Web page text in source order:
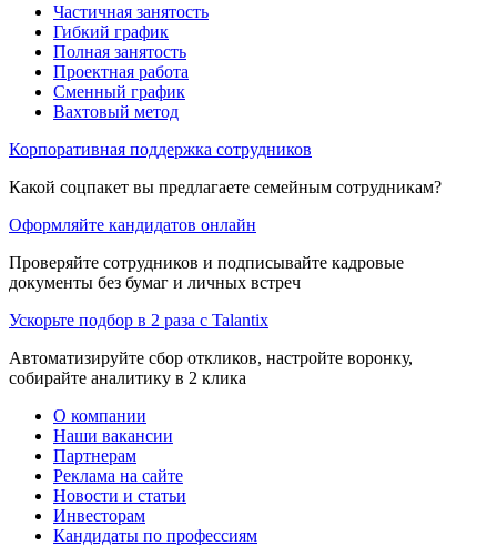
Частичная занятость
Гибкий график
Полная занятость
Проектная работа
Сменный график
Вахтовый метод
Корпоративная поддержка сотрудников
Какой соцпакет вы предлагаете семейным сотрудникам?
Оформляйте кандидатов онлайн
Проверяйте сотрудников и подписывайте кадровые
документы без бумаг и личных встреч
Ускорьте подбор в 2 раза с Talantix
Автоматизируйте сбор откликов, настройте воронку,
собирайте аналитику в 2 клика
О компании
Наши вакансии
Партнерам
Реклама на сайте
Новости и статьи
Инвесторам
Кандидаты по профессиям